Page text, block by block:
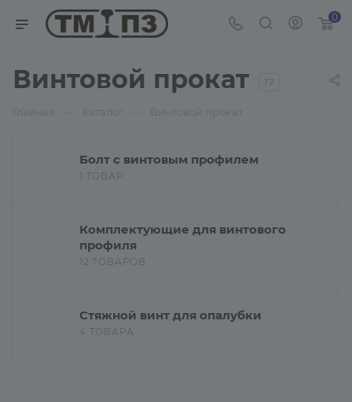
0
Винтовой прокат 17
Болт с винтовым профилем
1 ТОВАР
Комплектующие для винтового
профиля
12 ТОВАРОВ
Стяжной винт для опалубки
4 ТОВАРА